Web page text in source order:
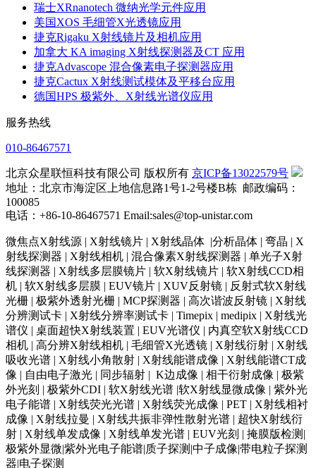
瑞士XRnanotech 微纳光学元件应用
美国XOS 毛细管X光透镜应用
捷克Rigaku X射线镜片及相机应用
加拿大 KA imaging X射线探测器及CT 应用
捷克Advascope 混合像素电子探测器应用
捷克Cactux X射线测试模体及平移台应用
德国HPS 极紫外、X射线光谱仪应用
服务热线
010-86467571
北京众星联恒科技有限公司 版权所有 京ICP备13022579号
地址：北京市海淀区上地信息路1号1-2号楼B栋 邮政编码：
100085
电话：+86-10-86467571 Email:sales@top-unistar.com
微焦点X射线源 | X射线镜片 | X射线晶体 |分析晶体 | 弯晶 | X
射线探测器 | X射线相机 | 混合像素X射线探测器 | 单光子X射
线探测器 | X射线多层膜镜片 | 软X射线镜片 | 软X射线CCD相
机 | 软X射线多层膜 | EUV镜片 | XUV反射镜 | 反射式软X射线
光栅 | 极紫外透射光栅 | MCP探测器 | 高次谐波反射镜 | X射线
分辨测试卡 | X射线分辨率测试卡 | Timepix | medipix | X射线光
谱仪 | 桌面超快X射线装置 | EUV光谱仪 | 内真空软X射线CCD
相机 | 高分辨X射线相机 | 毛细管X光透镜 | X射线衍射 | X射线
吸收光谱 | X射线小角散射 | X射线能谱成像 | X射线能谱CT成
像 | 自由电子激光 | 同步辐射 | K边成像 | 相干衍射成像 | 极紫
外光刻 | 极紫外CDI | 软X射线光谱 |软X射线显微成像 | 紫外光
电子能谱 | X射线荧光光谱 | X射线荧光成像 | PET | X射线相衬
成像 | X射线拉曼 | X射线共振非弹性散射光谱 | 超快X射线衍
射 | X射线单发成像 | X射线单发光谱 | EUV光刻 | 掩膜版检测|
极紫外显微|紫外光电子能谱|质子探测|中子成像|带电粒子探测
器|电子探测